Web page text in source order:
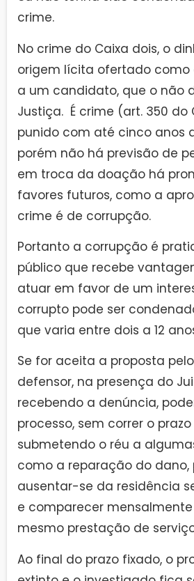
crime.
No crime do Caixa dois, o
origem lícita ofertado como
a um candidato, que o não
Justiça. É crime (art. 350 do
punido com até cinco anos
porém não há previsão de
em troca da doação há
favores futuros, como a
crime é de corrupção.
Portanto a corrupção é
público que recebe
atuar em favor de um
corrupto pode ser
que varia entre dois a 12
Se for aceita a proposta
defensor, na presença do
recebendo a denúncia,
processo, sem correr o
submetendo o réu a
como a reparação do dano,
ausentar-se da residência
e comparecer
mesmo prestação de
Ao final do prazo fixado, o